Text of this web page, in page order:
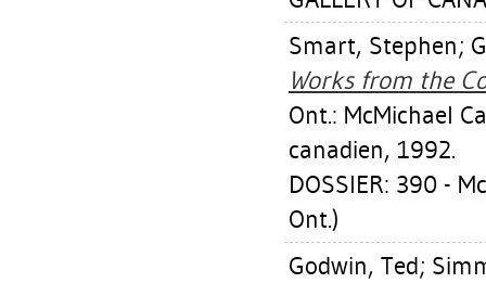
Smart, Stephen;
Works from the
Ont.: McMichael
canadien, 1992.
DOSSIER: 390 -
Ont.)
Godwin, Ted;